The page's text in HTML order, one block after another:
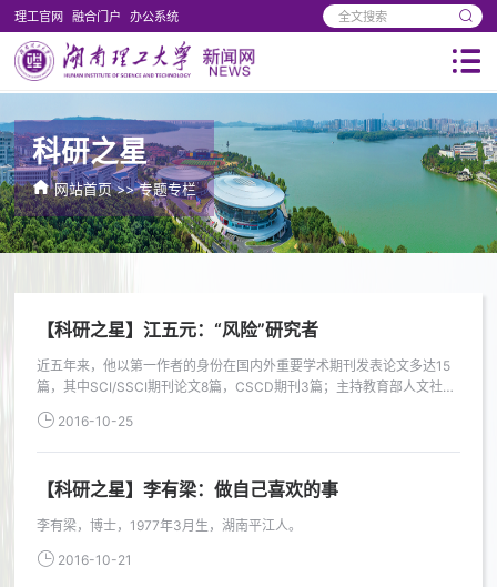
理工官网 融合门户 办公系统
科研之星
网站首页>>专题专栏
【科研之星】江五元：“风险”研究者
近五年来，他以第一作者的身份在国内外重要学术期刊发表论文多达15
篇，其中SCI/SSCI期刊论文8篇，CSCD期刊3篇；主持教育部人文社科
项目，湖南省社科基金项目，省自然科学基金项目和中国博士后基金特
别资助等省部级项...
2016-10-25
【科研之星】李有梁：做自己喜欢的事
李有梁，博士，1977年3月生，湖南平江人。
2016-10-21